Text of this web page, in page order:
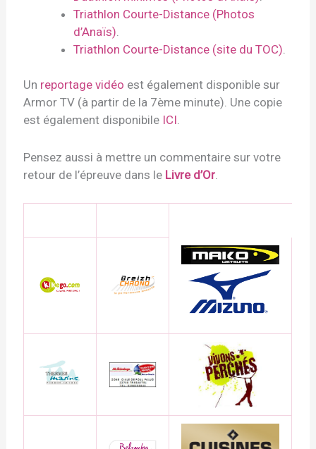
Triathlon Courte-Distance (Photos
d’Anaïs)
Triathlon Courte-Distance (site du TOC)
Un reportage vidéo est également disponible sur
Armor TV (à partir de la 7ème minute). Une copie
est également disponibile ICI.
Pensez aussi à mettre un commentaire sur votre
retour de l’épreuve dans le Livre d’Or